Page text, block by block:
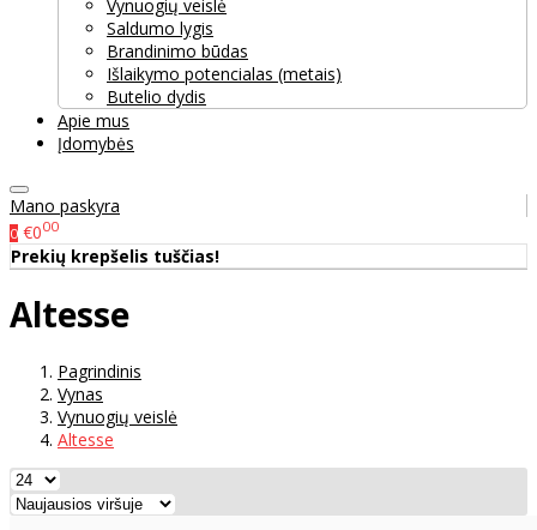
Vynuogių veislė
Saldumo lygis
Brandinimo būdas
Išlaikymo potencialas (metais)
Butelio dydis
Apie mus
Įdomybės
Mano paskyra
0 €000
Prekių krepšelis tuščias!
Altesse
Pagrindinis
Vynas
Vynuogių veislė
Altesse